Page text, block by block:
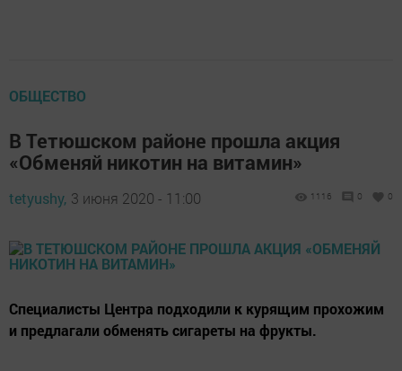
ОБЩЕСТВО
В Тетюшском районе прошла акция
«Обменяй никотин на витамин»
tetyushy, 3 июня 2020 - 11:00 1116 0 0
Специалисты Центра подходили к курящим прохожим
и предлагали обменять сигареты на фрукты.